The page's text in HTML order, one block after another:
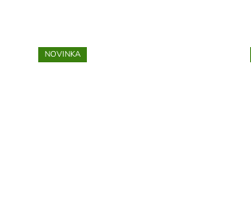
NOVINKA